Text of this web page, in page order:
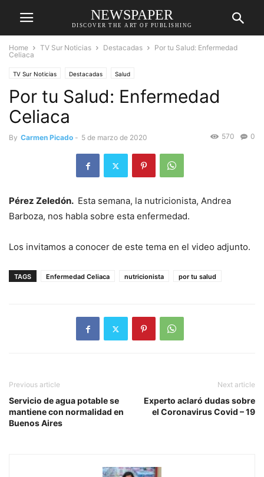
NEWSPAPER
DISCOVER THE ART OF PUBLISHING
Home TV Sur Noticias Destacadas
Por tu Salud: Enfermedad
Celiaca
TV Sur Noticias Destacadas Salud
Por tu Salud: Enfermedad
Celiaca
By Carmen Picado - 5 de marzo de 2020 0
570
Pérez Zeledón. Esta semana, la nutricionista, Andrea
Barboza, nos habla sobre esta enfermedad.
Los invitamos a conocer de este tema en el video adjunto.
TAGS Enfermedad Celiaca nutricionista por tu salud
Previous article
Servicio de agua potable se
mantiene con normalidad en
Buenos Aires
Next article
Experto aclaró dudas sobre
el Coronavirus Covid – 19